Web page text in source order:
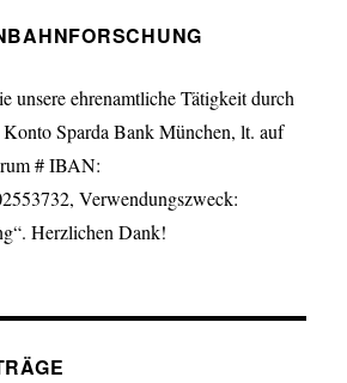
unsere ehrenamtliche Tätigkeit durch
Konto Sparda Bank München, lt. auf
# IBAN:
Verwendungszweck:
Herzlichen Dank!